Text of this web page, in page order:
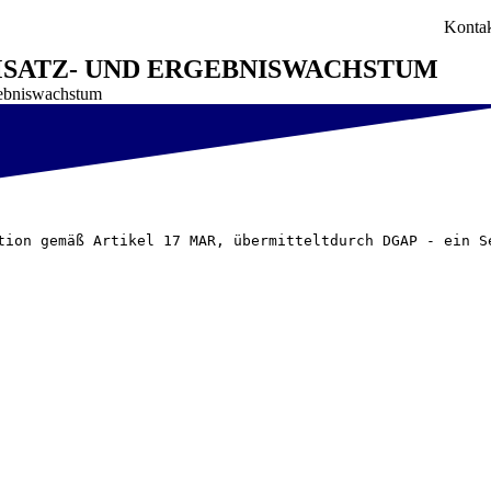
UND ERGEBNISWACHSTUM
gemäß Artikel 17 MAR, übermitteltdurch DGAP -